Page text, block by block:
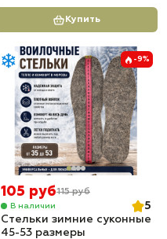
Купить
-9%
105 руб115 руб
В наличии
5
Стельки зимние суконные
45-53 размеры